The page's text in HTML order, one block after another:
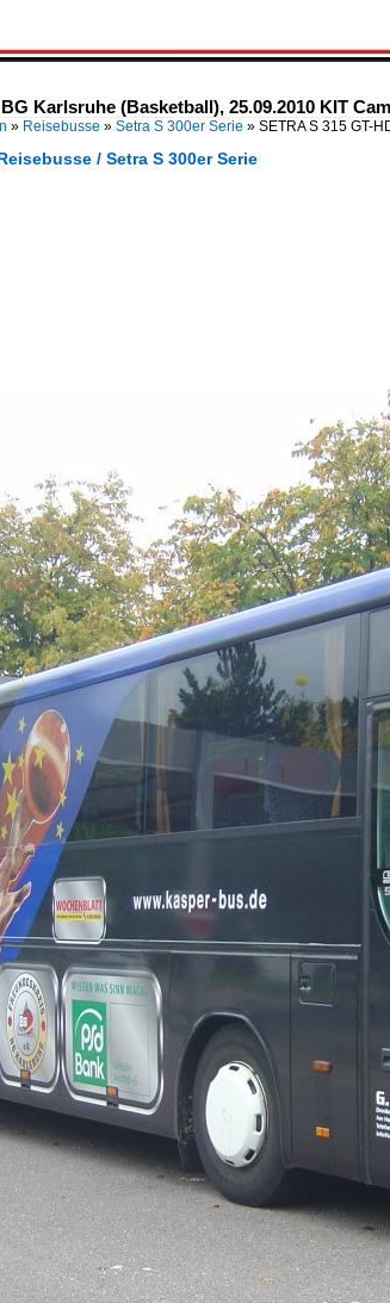
Karlsruhe (Basketball), 25.09.2010 KIT
» Reisebusse » Setra S 300er Serie » SETRA S 315 GT-
/ Setra S 300er Serie